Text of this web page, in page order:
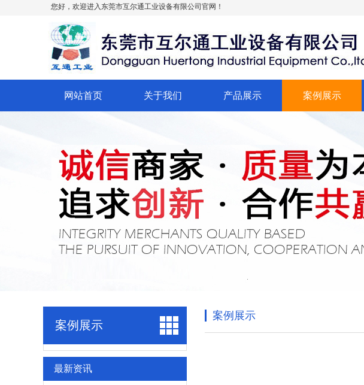
您好，欢迎进入东莞市互尔通工业设备有限公司官网！
网站首页 关于我们 产品展示 案例展示
案例展示
最新资讯
案例展示